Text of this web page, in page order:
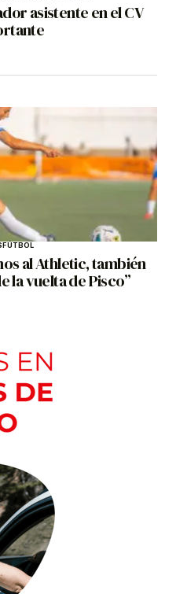
asistente en el CV
FÚTBOL
al Athletic, también
la vuelta de Pisco”